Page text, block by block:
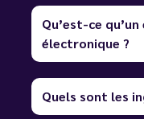
Qu’est-ce
électronique ?
Quels sont les